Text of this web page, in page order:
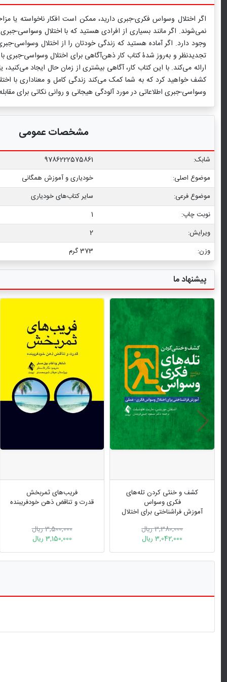
اگر اختلال وسواس فکری-جبری دارید، ممکن است افکار ناخواسته یا
نمی‌شوند. اگر مانند بسیاری از افرادی هستید که با اختلال وسواسی-
وجود دارد. اگر آماده هستید که زندگی خودتان را از اختلال وسواسی-
تجدیدنظر و به‌روز شدۀ کتاب کار ذهن‌آگاهی برای اختلال وسواسی-جبری
ارائه می‌کند. با این کتاب کار، آگاهی بیشتری از زمان حال ایجاد
کشف خواهید کرد که به شما کمک می‌کند زندگی کامل و معناداری با
وسواسی-جبری اطلاعاتی در مورد آلودگی هیجانی و روانی نکاتی برای
مشخصات عمومی
شابک:
9786222575861
موضوع اصلی:
خودیاری و آموزش همگانی
موضوع فرعی:
سایر کتاب‌های خودیاری
نوبت چاپ:
1
ویرایش:
2
وزن:
373 گرم
پیشنهاد ما
کشف و خنثی کردن تله‌های
فکری وسواس
آموزش فراشناختی برای اختلال
3,380,000 ریال
3,042,000 ریال
فریب‌های ثمربخش
قدرت و تناقض ذهن خودفریبنده
3,500,000 ریال
3,150,000 ریال